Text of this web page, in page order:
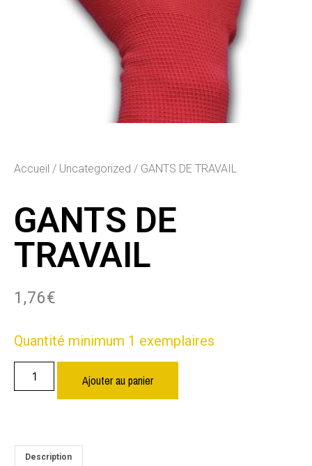
Accueil / Uncategorized / GANTS DE TRAVAIL
GANTS DE
TRAVAIL
1,76€
Quantité minimum 1 exemplaires
Ajouter au panier
Description